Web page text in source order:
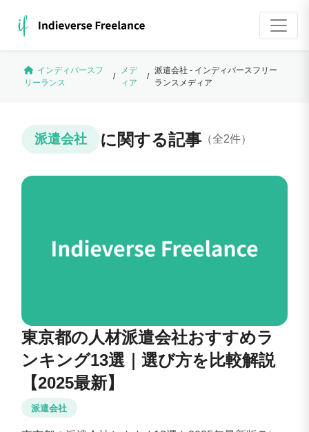
インディバースフ
リーランス
/
メデ
ィア
/
派遣会社 - インディバースフリー
ランスメディア
派遣会社 に関する記事 （全2件）
東京都の人材派遣会社おすすめラ
ンキング13選｜選び方を比較解説
【2025最新】
派遣会社